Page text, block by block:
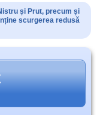
și Prut, precum și
scurgerea redusă